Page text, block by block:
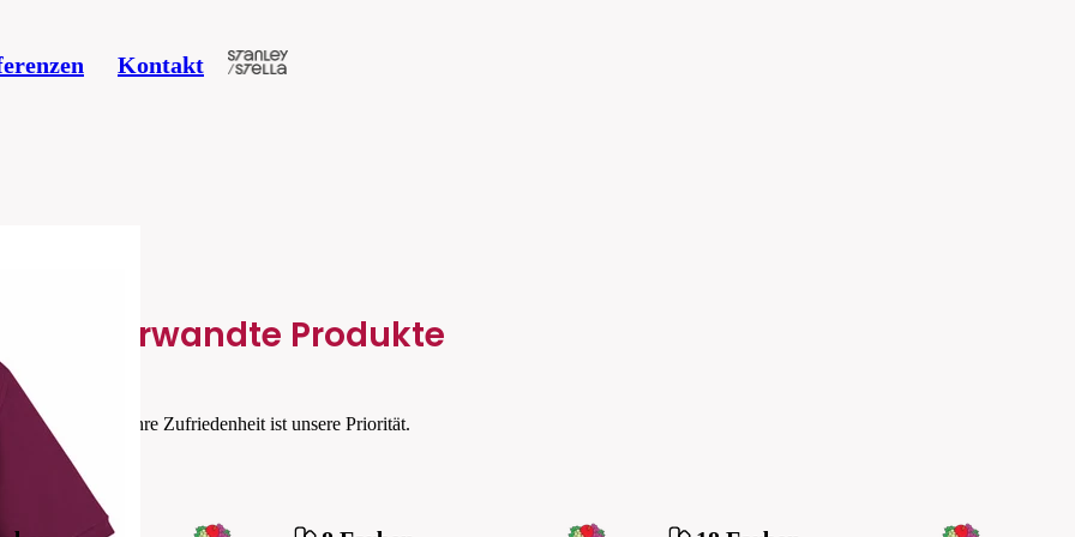
Kontakt
Verwandte Produkte
Ihre Zufriedenheit ist unsere Priorität.